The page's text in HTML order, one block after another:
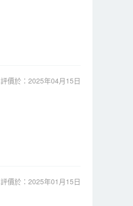
評價於：2025年04月15日
評價於：2025年01月15日